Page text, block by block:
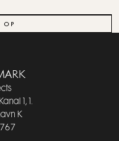
OP
1, 1.
K